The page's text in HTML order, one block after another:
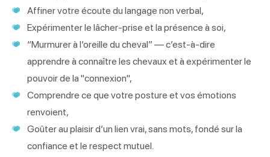
Affiner votre écoute du langage non verbal,
Expérimenter le lâcher-prise et la présence à soi,
“Murmurer à l’oreille du cheval” — c’est-à-dire
apprendre à connaître les chevaux et à expérimenter le
pouvoir de la "connexion",
Comprendre ce que votre posture et vos émotions
renvoient,
Goûter au plaisir d’un lien vrai, sans mots, fondé sur la
confiance et le respect mutuel.